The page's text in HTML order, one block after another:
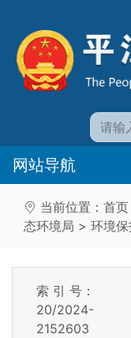
网站导航
当前位置： 首页
态环境局 > 环境保
索 引 号：
20/2024-
2152603